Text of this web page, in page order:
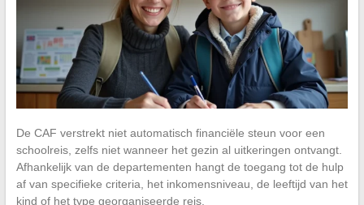
De CAF verstrekt niet automatisch financiële steun voor een
schoolreis, zelfs niet wanneer het gezin al uitkeringen ontvangt.
Afhankelijk van de departementen hangt de toegang tot de hulp
af van specifieke criteria, het inkomensniveau, de leeftijd van het
kind of het type georganiseerde reis.